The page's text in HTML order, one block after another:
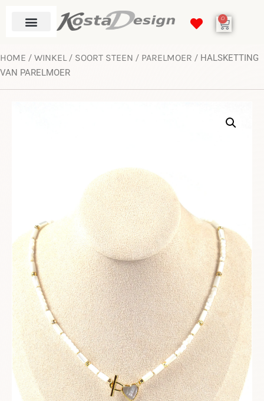
0
HOME / WINKEL/ SOORT STEEN / PARELMOER / HALSKETTING
VAN PARELMOER